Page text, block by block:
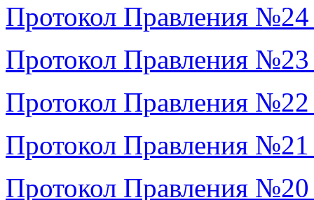
Протокол Правления
Протокол Правления
Протокол Правления
Протокол Правления
Протокол Правления